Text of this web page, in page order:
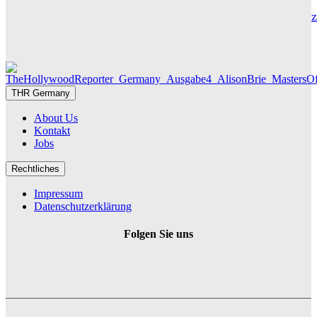
Die Geschichte hinter „Olivia Jones“ – Vom Provinzjungen
THR Germany
About Us
Kontakt
Jobs
Rechtliches
Impressum
Datenschutzerklärung
Folgen Sie uns